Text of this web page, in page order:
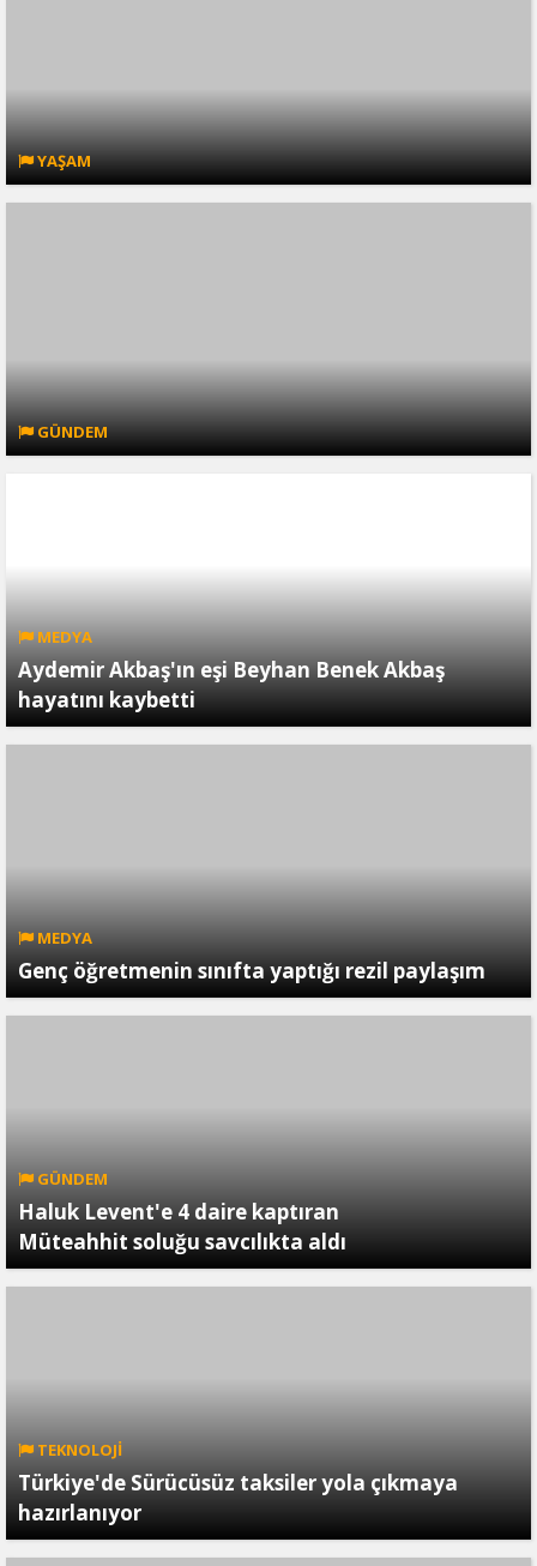
YAŞAM
GÜNDEM
MEDYA
Aydemir Akbaş'ın eşi Beyhan Benek Akbaş
hayatını kaybetti
MEDYA
Genç öğretmenin sınıfta yaptığı rezil paylaşım
GÜNDEM
Haluk Levent'e 4 daire kaptıran
Müteahhit soluğu savcılıkta aldı
TEKNOLOJİ
Türkiye'de Sürücüsüz taksiler yola çıkmaya
hazırlanıyor